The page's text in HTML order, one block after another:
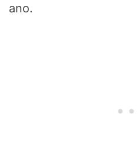
ano.